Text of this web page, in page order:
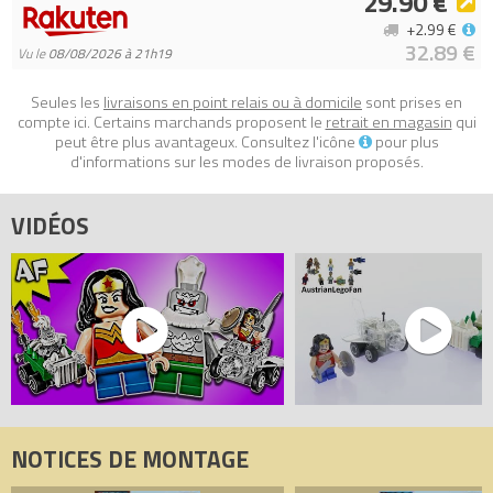
Vu le08/08/2026 à 21h19 32.89 €
+2.99 €
Seules les livraisons en point relais ou à domicile sont prises en
compte ici. Certains marchands proposent le retrait en magasin qui
peut être plus avantageux. Consultez l'icône
pour plus
d'informations sur les modes de livraison proposés.
VIDÉOS
NOTICES DE MONTAGE